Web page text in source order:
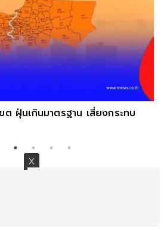
ฝุ่นเกินมาตรฐาน เสี่ยงกระทบ